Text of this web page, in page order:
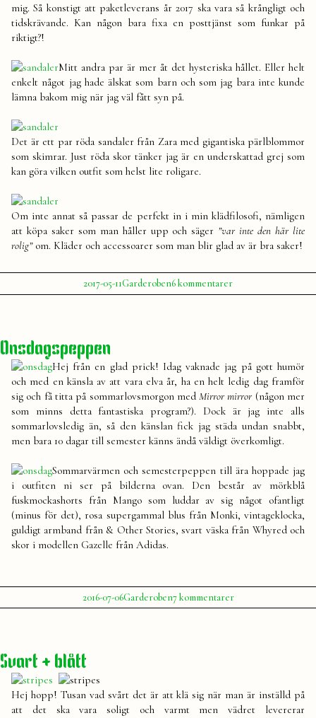
mig. Så konstigt att paketleverans år 2017 ska vara så krångligt och
tidskrävande. Kan någon bara fixa en posttjänst som funkar på
riktigt?!
Mitt andra par är mer åt det hysteriska hållet. Eller helt
enkelt något jag hade älskat som barn och som jag bara inte kunde
lämna bakom mig när jag väl fått syn på.
Det är ett par röda sandaler från Zara med gigantiska pärlblommor
som skimrar. Just röda skor tänker jag är en underskattad grej som
kan göra vilken outfit som helst lite roligare.
Om inte annat så passar de perfekt in i min klädfilosofi, nämligen
att köpa saker som man håller upp och säger ”var inte den här lite
rolig”om. Kläder och accessoarer som man blir glad av är bra saker!
Publicerat
av
Julia
2017-05-11Publicerat
i
GarderobenEtiketter:
adidas,
smith,
zara
6 kommentarertill
Vårskor
Onsdagspeppen
Hej från en glad prick! Idag vaknade jag på gott humör
och med en känsla av att vara elva år, ha en helt ledig dag framför
sig och få titta på sommarlovsmorgon medMirror mirror (någon mer
som minns detta fantastiska program?). Dock är jag inte alls
sommarlovsledig än, så den känslan fick jag städa undan snabbt,
men bara 10 dagar till semester känns ändå väldigt överkomligt.
Sommarvärmen och semesterpeppen till ära hoppade jag
i outfiten ni ser på bilderna ovan. Den består av mörkblå
fuskmockashorts från Mango som luddar av sig något ofantligt
(minus för det), rosa supergammal blus från Monki, vintageklocka,
guldigt armband från & Other Stories, svart väska från Whyred och
skor i modellen Gazelle från Adidas.
Publicerat
av
Julia
2016-07-06Publicerat
i
GarderobenEtiketter:
adidas,
sommar
7 kommentarertill
Onsdagspeppen
Svart + blått
Hej hopp! Tusan vad svårt det är att klä sig när man är inställd på
att det ska vara soligt och varmt men vädret levererar